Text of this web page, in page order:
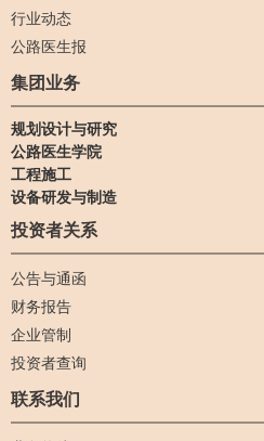
行业动态
公路医生报
集团业务
规划设计与研究
公路医生学院
工程施工
设备研发与制造
投资者关系
公告与通函
财务报告
企业管制
投资者查询
联系我们